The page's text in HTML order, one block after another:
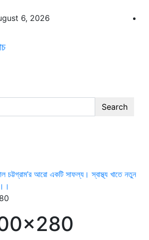
6, 2026
চেতনায় উদ্বুদ্ধ মুখপত্র
Search
চট্টগ্রাম’র আরো একটি সাফল্য। স্বাস্থ্য খাতে নতুন